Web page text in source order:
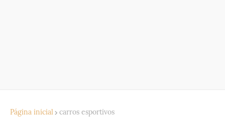
Página inicial carros esportivos